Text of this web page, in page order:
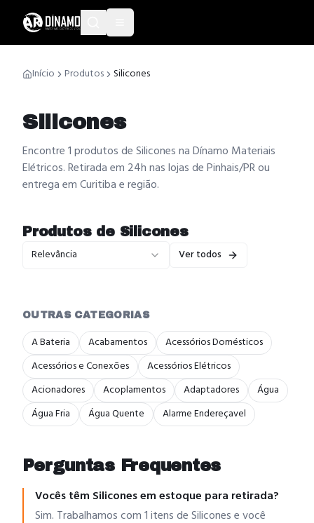
Início Produtos Silicones
Silicones
Encontre 1 produtos de Silicones na Dínamo Materiais
Elétricos. Retirada em 24h nas lojas de Pinhais/PR ou
entrega em Curitiba e região.
Produtos de Silicones
Relevância Ver todos
OUTRAS CATEGORIAS
A Bateria Acabamentos
Acessórios Domésticos
Acessórios e Conexões
Acessórios Elétricos
Acionadores
Acoplamentos Adaptadores
Água
Água Fria
Água Quente Alarme Endereçavel
Perguntas Frequentes
Vocês têm Silicones em estoque para retirada?
Sim. Trabalhamos com 1 itens de Silicones e você